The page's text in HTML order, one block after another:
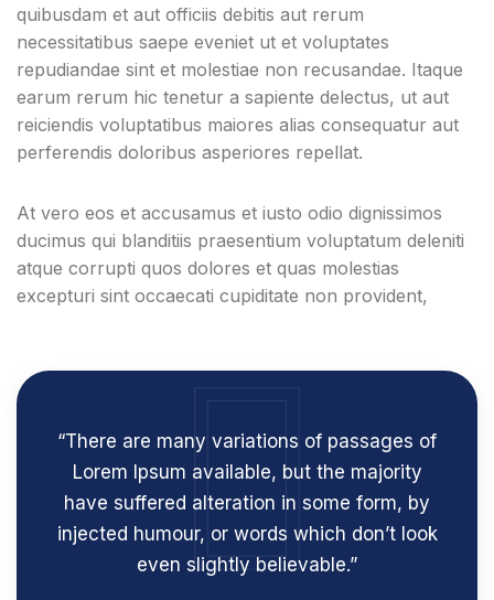
quibusdam et aut officiis debitis aut rerum
necessitatibus saepe eveniet ut et voluptates
repudiandae sint et molestiae non recusandae. Itaque
earum rerum hic tenetur a sapiente delectus, ut aut
reiciendis voluptatibus maiores alias consequatur aut
perferendis doloribus asperiores repellat.
At vero eos et accusamus et iusto odio dignissimos
ducimus qui blanditiis praesentium voluptatum deleniti
atque corrupti quos dolores et quas molestias
excepturi sint occaecati cupiditate non provident,
“There are many variations of passages of
Lorem Ipsum available, but the majority
have suffered alteration in some form, by
injected humour, or words which don’t look
even slightly believable.”